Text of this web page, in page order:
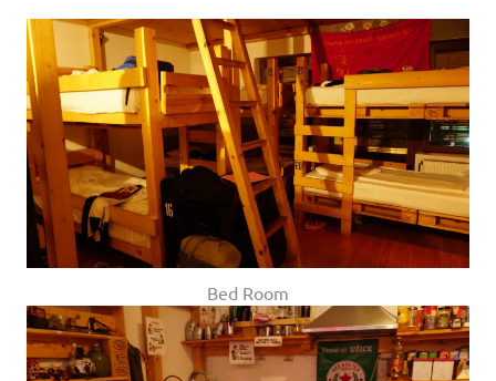
Bed Room